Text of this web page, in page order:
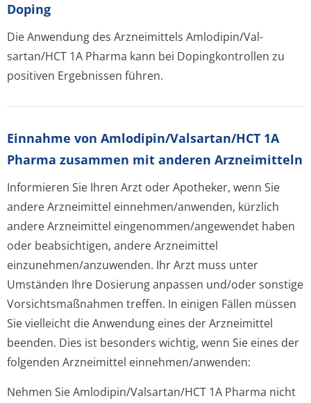
Doping
Die Anwendung des Arzneimittels Amlodipin/Val­
sartan/HCT 1A Pharma kann bei Dopingkontrollen zu
positiven Ergebnissen führen.
Einnahme von Amlodipin/Val­sartan/HCT 1A
Pharma zusammen mit anderen Arzneimitteln
Informieren Sie Ihren Arzt oder Apotheker, wenn Sie
andere Arzneimittel einnehmen/anwenden, kürzlich
andere Arzneimittel eingenommen/an­gewendet haben
oder beabsichtigen, andere Arzneimittel
einzunehmen/an­zuwenden. Ihr Arzt muss unter
Umständen Ihre Dosierung anpassen und/oder sonstige
Vorsichtsmaßnahmen treffen. In einigen Fällen müssen
Sie vielleicht die Anwendung eines der Arzneimittel
beenden. Dies ist besonders wichtig, wenn Sie eines der
folgenden Arzneimittel einnehmen/anwenden:
Nehmen Sie Amlodipin/Val­sartan/HCT 1A Pharma nicht